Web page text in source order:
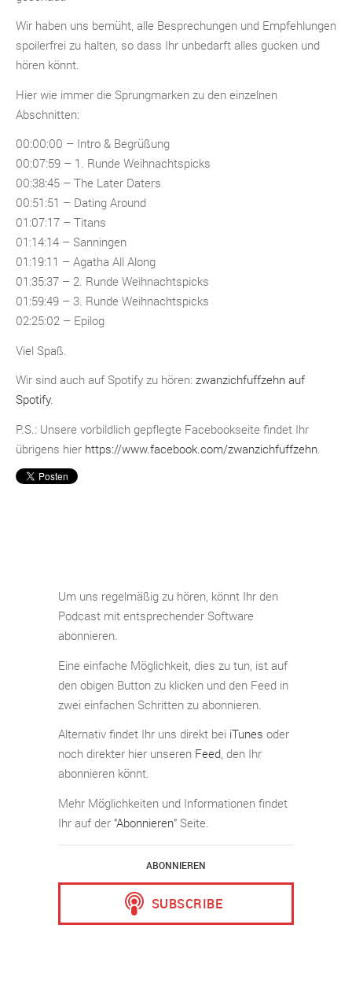
Wir haben uns bemüht, alle Besprechungen und Empfehlungen
spoilerfrei zu halten, so dass Ihr unbedarft alles gucken und
hören könnt.
Hier wie immer die Sprungmarken zu den einzelnen
Abschnitten:
00:00:00 – Intro & Begrüßung
00:07:59 – 1. Runde Weihnachtspicks
00:38:45 – The Later Daters
00:51:51 – Dating Around
01:07:17 – Titans
01:14:14 – Sanningen
01:19:11 – Agatha All Along
01:35:37 – 2. Runde Weihnachtspicks
01:59:49 – 3. Runde Weihnachtspicks
02:25:02 – Epilog
Viel Spaß.
Wir sind auch auf Spotify zu hören: zwanzichfuffzehn auf
Spotify.
P.S.: Unsere vorbildlich gepflegte Facebookseite findet Ihr
übrigens hier https://www.facebook.com/zwanzichfuffzehn.
Um uns regelmäßig zu hören, könnt Ihr den
Podcast mit entsprechender Software
abonnieren.
Eine einfache Möglichkeit, dies zu tun, ist auf
den obigen Button zu klicken und den Feed in
zwei einfachen Schritten zu abonnieren.
Alternativ findet Ihr uns direkt bei iTunes oder
noch direkter hier unseren Feed, den Ihr
abonnieren könnt.
Mehr Möglichkeiten und Informationen findet
Ihr auf der "Abonnieren" Seite.
ABONNIEREN